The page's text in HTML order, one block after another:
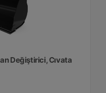
Değiştirici, Cıvata